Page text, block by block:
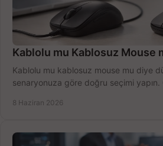
Kablolu mu Kablosuz Mouse
Kablolu mu kablosuz mouse mu diye
senaryonuza göre doğru seçimi
8 Haziran 2026